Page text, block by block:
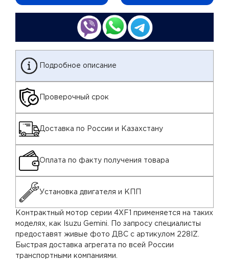
Подробное описание
Проверочный срок
Доставка по России и Казахстану
Оплата по факту получения товара
Установка двигателя и КПП
Контрактный мотор серии 4XF1 применяется на таких
моделях, как Isuzu Gemini. По запросу специалисты
предоставят живые фото ДВС с артикулом 228IZ.
Быстрая доставка агрегата по всей России
транспортными компаниями.